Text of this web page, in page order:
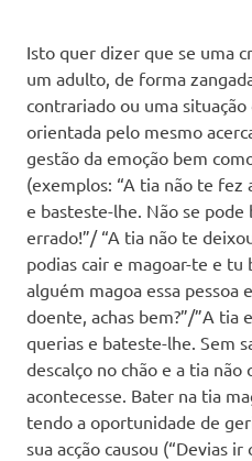
Isto quer dizer que se uma
um adulto, de forma
contrariado ou uma
orientada pelo mesmo
gestão da emoção bem
(exemplos: “A tia não te fez
e basteste-lhe. Não se
errado!”/ “A tia não te
podias cair e magoar-te e
alguém magoa essa pessoa
doente, achas bem?”/”A tia
querias e bateste-lhe. Sem
descalço no chão e a tia não
acontecesse. Bater na tia
tendo a oportunidade de
sua acção causou (“Devias